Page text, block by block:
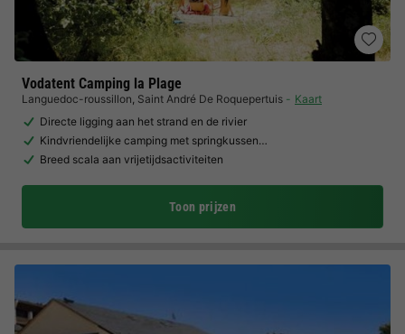
Vodatent Camping la Plage
Languedoc-roussillon, Saint André De Roquepertuis
Kaart
Directe ligging aan het strand en de rivier
Kindvriendelijke camping met springkussen…
Breed scala aan vrijetijdsactiviteiten
Toon prijzen